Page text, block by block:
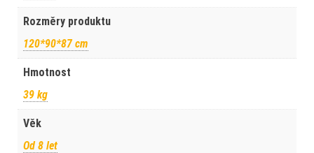
Rozměry produktu
120*90*87 cm
Hmotnost
39 kg
Věk
Od 8 let